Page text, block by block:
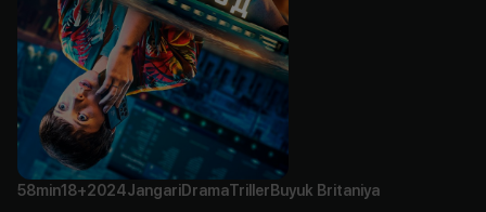
58min18+2024JangariDramaTriller Buyuk Britaniya